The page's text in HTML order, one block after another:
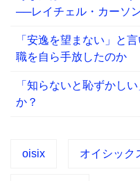
──レイチェル・カーソ
「安逸を望まない」と
職を自ら手放したのか
「知らないと恥ずかし
か？
oisix オイシック